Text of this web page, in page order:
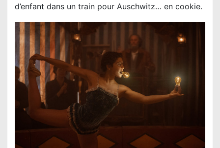
d’enfant dans un train pour Auschwitz… en cookie.